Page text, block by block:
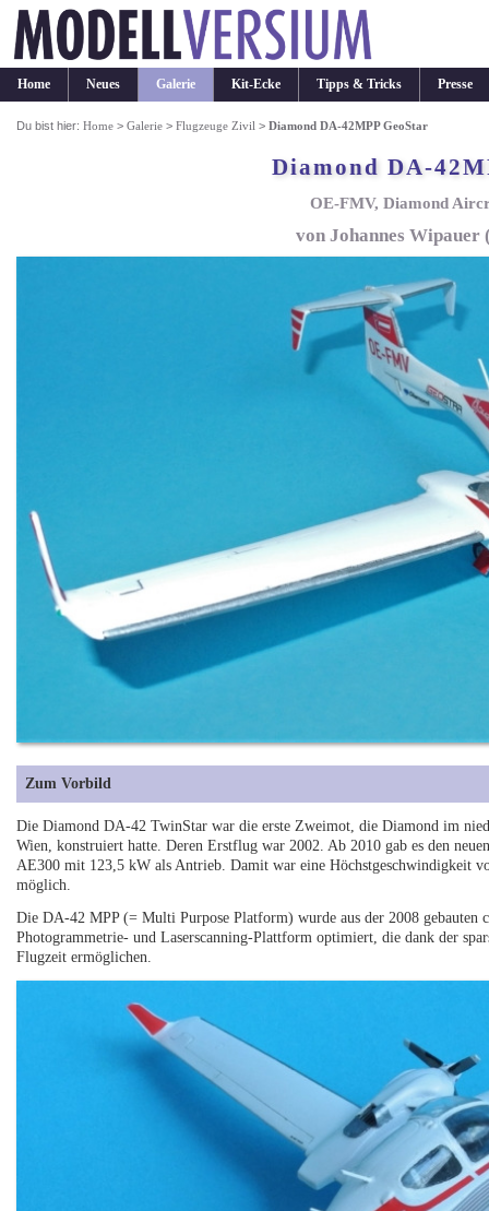
Home Neues Galerie Kit-Ecke Tipps & Tricks Presse
Du bist hier:Home >Galerie >Flugzeuge Zivil >Diamond DA-42MPP GeoStar
Diamond DA-
OE-FMV, Diamond
von Johannes Wipauer
Zum Vorbild
Die Diamond DA-42 TwinStar war die erste Zweimot, die Diamond im
Wien, konstruiert hatte. Deren Erstflug war 2002. Ab 2010 gab es den
AE300 mit 123,5 kW als Antrieb. Damit war eine Höchstgeschwindigkeit
möglich.
Die DA-42 MPP (= Multi Purpose Platform) wurde aus der 2008 gebauten
Photogrammetrie- und Laserscanning-Plattform optimiert, die dank der
Flugzeit ermöglichen.